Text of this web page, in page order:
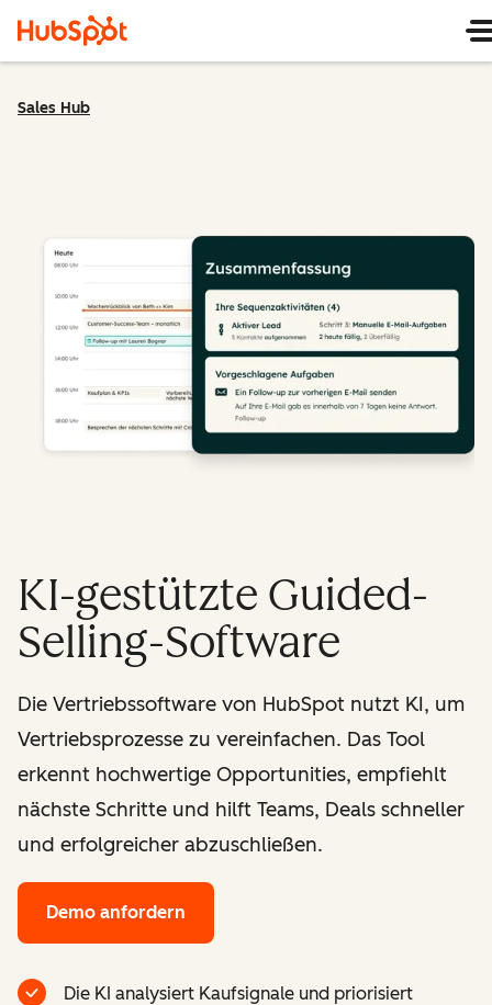
Sales Hub
KI-gestützte Guided-
Selling-Software
Die Vertriebssoftware von HubSpot nutzt KI, um
Vertriebsprozesse zu vereinfachen. Das Tool
erkennt hochwertige Opportunities, empfiehlt
nächste Schritte und hilft Teams, Deals schneller
und erfolgreicher abzuschließen.
Demo anfordern
Die KI analysiert Kaufsignale und priorisiert